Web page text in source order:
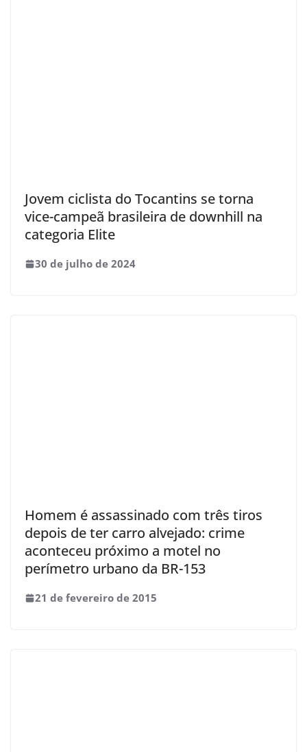
Jovem ciclista do Tocantins se torna
vice-campeã brasileira de downhill na
categoria Elite
30 de julho de 2024
Homem é assassinado com três tiros
depois de ter carro alvejado: crime
aconteceu próximo a motel no
perímetro urbano da BR-153
21 de fevereiro de 2015